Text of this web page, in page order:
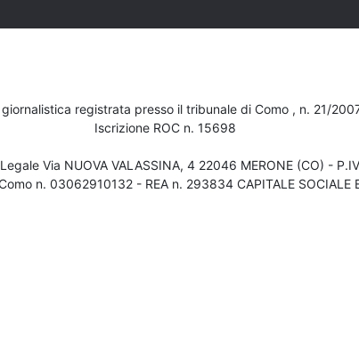
registrata presso il tribunale di Como , n. 21/
Iscrizione ROC n. 15698
Via NUOVA VALASSINA, 4 22046 MERONE (CO) -
n. 03062910132 - REA n. 293834 CAPITALE SOCIALE